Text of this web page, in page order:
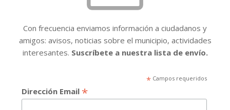
Con frecuencia enviamos información a ciudadanos y
amigos: avisos, noticias sobre el municipio, actividades
interesantes. Suscríbete a nuestra lista de envío.
*Campos requeridos
Dirección Email *